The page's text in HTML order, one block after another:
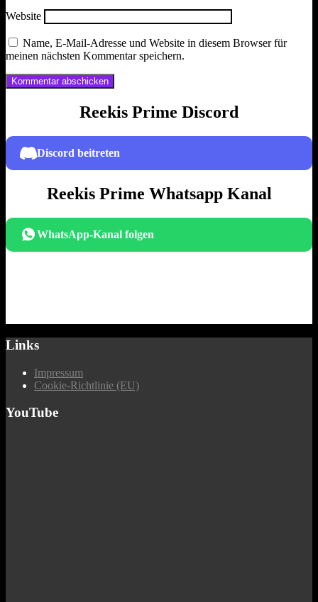
Website
Name, E-Mail-Adresse und Website in diesem Browser für
meinen nächsten Kommentar speichern.
Reekis Prime Discord
Discord beitreten
Reekis Prime Whatsapp Kanal
WhatsApp-Kanal folgen
Links
Impressum
Cookie-Richtlinie (EU)
YouTube